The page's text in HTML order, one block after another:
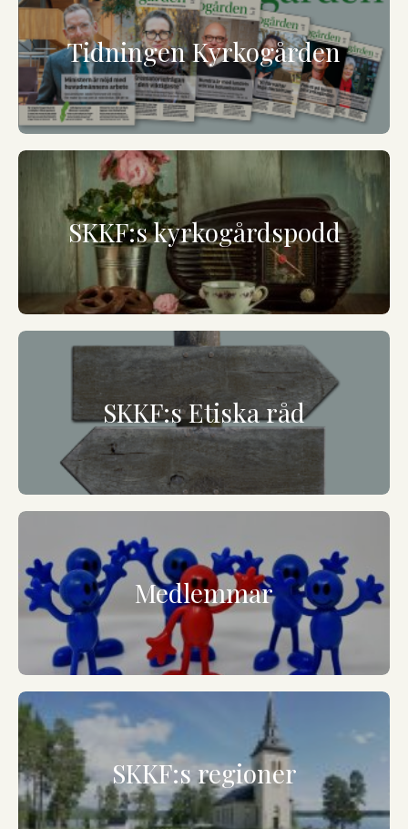
Tidningen Kyrkogården
SKKF:s kyrkogårdspodd
SKKF:s Etiska råd
Medlemmar
SKKF:s regioner